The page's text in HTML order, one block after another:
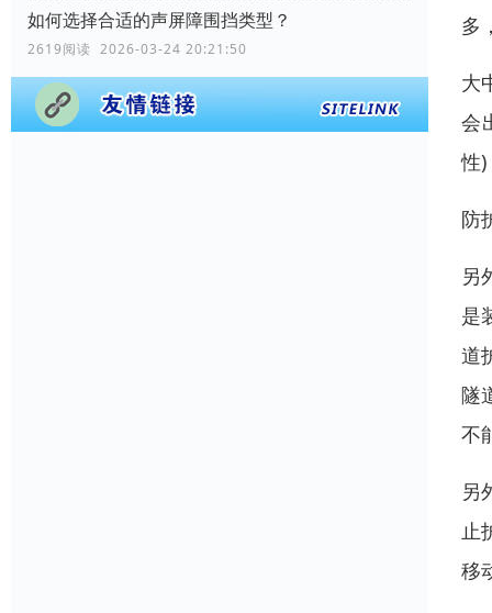
如何选择合适的声屏障围挡类型？
2619阅读 2026-03-24 20:21:50
多
大
会
性
防
另
是
道
隧
不
另
止
移